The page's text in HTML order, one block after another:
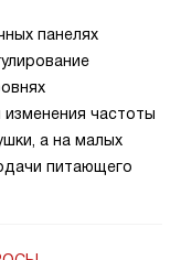
панелях
изменения частоты
а на малых
питающего